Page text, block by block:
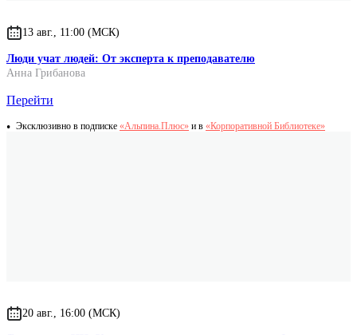
13 авг., 11:00 (МСК)
Люди учат людей: От эксперта к преподавателю
Анна Грибанова
Перейти
Эксклюзивно в подписке «Альпина.Плюс» и в «Корпоративной Библиотеке»
20 авг., 16:00 (МСК)